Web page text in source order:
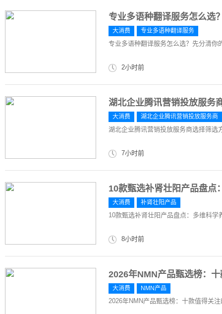
专业多语种翻译服务怎么选
大消费 专业多语种翻译服务
专业多语种翻译服务怎么选？先分清你
2小时前
湖北企业腾讯营销投放服务
大消费 湖北企业腾讯营销投放服务商
湖北企业腾讯营销投放服务商选择筛选
7小时前
10款甄选补肾壮阳产品盘点
大消费 补肾壮阳产品
10款甄选补肾壮阳产品盘点：多维科学
8小时前
2026年NMN产品甄选榜：
大消费 NMN产品
2026年NMN产品甄选榜：十款值得关